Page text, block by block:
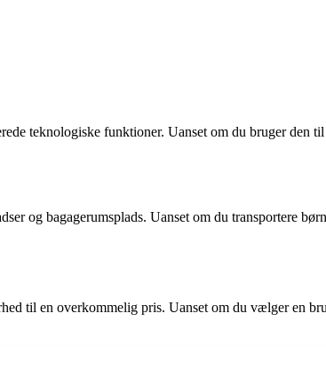
teknologiske funktioner. Uanset om du bruger den
og bagagerumsplads. Uanset om du transportere
til en overkommelig pris. Uanset om du vælger en